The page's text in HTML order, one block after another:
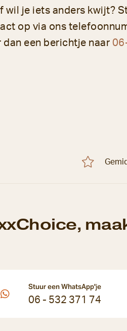
wil je iets anders kwijt?
op via ons
dan een berichtje naar
Stuur een WhatsApp'je
06 - 532 371 74